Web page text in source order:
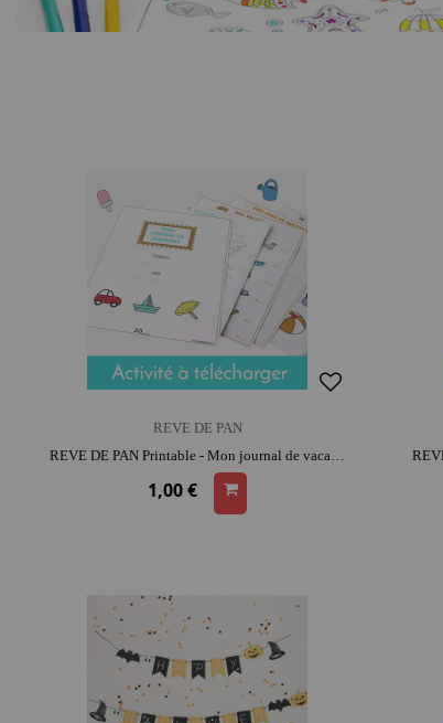
REVE DE PAN
REVE DE PAN Printable - Mon journal de vacances | moment créatif apaisant | imagination et précision
1,00 €